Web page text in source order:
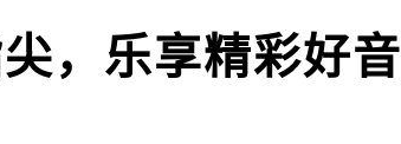
，乐享精彩好音